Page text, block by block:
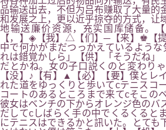
品输送出去，不但为吕布赚取了大量的
和发展之上，更以近乎掠夺的方式，让
地输送廉价资源，充实国库储备。
【，】◈【我】△【们】─【来】♚【
中で何かがまだつっかえているよう
れは錯覚かしら」【供】「そうだね
だとかね。女の子口説くのと変わり
【没】♪【有】▲【必】【要】僕とレ
れた道をゆっくりと歩いてcテニスコ
コートのあるところまで来てcそこの
彼女はベンチの下からオレンジ色のバ
だしてcしばらく手の中でくるくると
にテニスはできるかと訊いた。とても